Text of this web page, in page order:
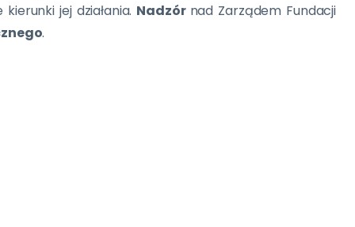
jej działania. Nadzór nad Zarządem Fundacji
.